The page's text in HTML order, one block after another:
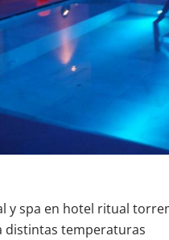
y spa en hotel ritual
distintas temperaturas